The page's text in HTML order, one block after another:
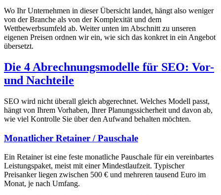
Wo Ihr Unternehmen in dieser Übersicht landet, hängt also weniger
von der Branche als von der Komplexität und dem
Wettbewerbsumfeld ab. Weiter unten im Abschnitt zu unseren
eigenen Preisen ordnen wir ein, wie sich das konkret in ein Angebot
übersetzt.
Die 4 Abrechnungsmodelle für SEO: Vor-
und Nachteile
SEO wird nicht überall gleich abgerechnet. Welches Modell passt,
hängt von Ihrem Vorhaben, Ihrer Planungssicherheit und davon ab,
wie viel Kontrolle Sie über den Aufwand behalten möchten.
Monatlicher Retainer / Pauschale
Ein Retainer ist eine feste monatliche Pauschale für ein vereinbartes
Leistungspaket, meist mit einer Mindestlaufzeit. Typischer
Preisanker liegen zwischen 500 € und mehreren tausend Euro im
Monat, je nach Umfang.